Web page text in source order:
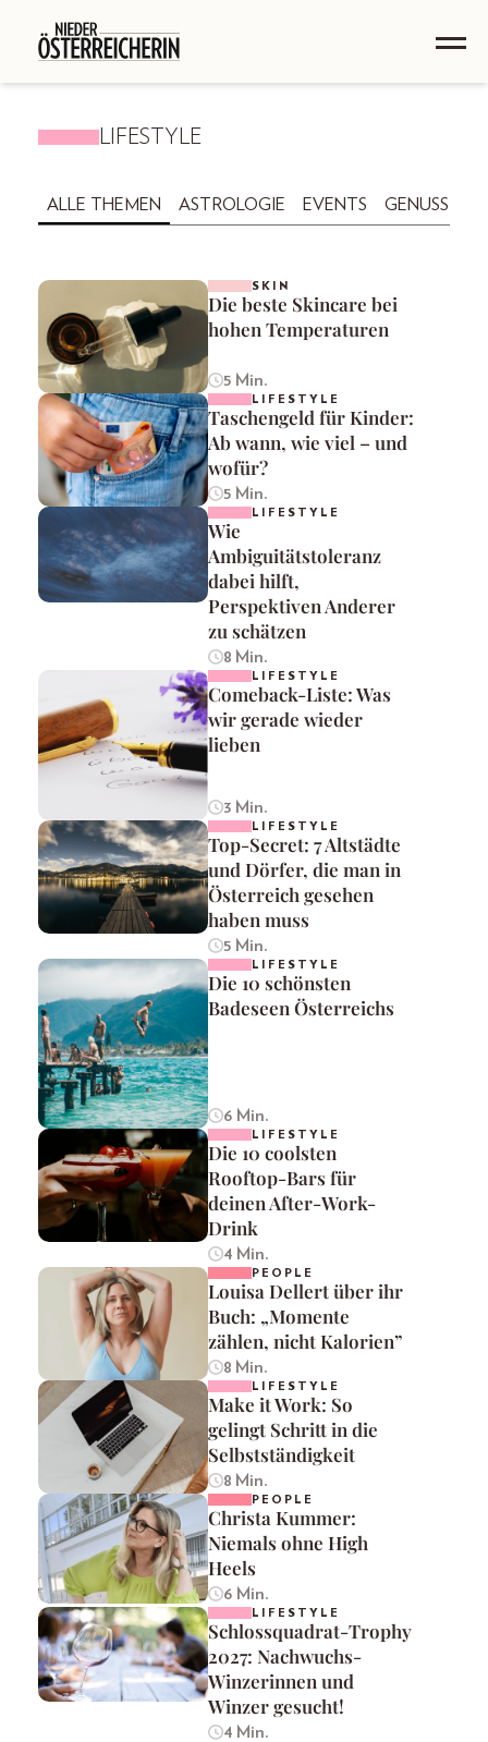
LIFESTYLE
ALLE THEMEN ASTROLOGIE EVENTS GENUSS
SKIN
Die beste Skincare bei
hohen Temperaturen
5 Min.
LIFESTYLE
Taschengeld für Kinder:
Ab wann, wie viel – und
wofür?
5 Min.
LIFESTYLE
Wie
Ambiguitätstoleranz
dabei hilft,
Perspektiven Anderer
zu schätzen
8 Min.
LIFESTYLE
Comeback-Liste: Was
wir gerade wieder
lieben
3 Min.
LIFESTYLE
Top-Secret: 7 Altstädte
und Dörfer, die man in
Österreich gesehen
haben muss
5 Min.
LIFESTYLE
Die 10 schönsten
Badeseen Österreichs
6 Min.
LIFESTYLE
Die 10 coolsten
Rooftop-Bars für
deinen After-Work-
Drink
4 Min.
PEOPLE
Louisa Dellert über ihr
Buch: „Momente
zählen, nicht Kalorien”
8 Min.
LIFESTYLE
Make it Work: So
gelingt Schritt in die
Selbstständigkeit
8 Min.
PEOPLE
Christa Kummer:
Niemals ohne High
Heels
6 Min.
LIFESTYLE
Schlossquadrat-Trophy
2027: Nachwuchs-
Winzerinnen und
Winzer gesucht!
4 Min.